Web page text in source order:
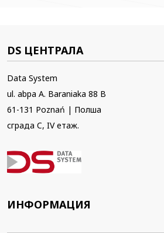
DS ЦЕНТРАЛА
Data System
ul. abpa A. Baraniaka 88 B
61-131 Poznań | Полша
сграда C, IV етаж.
ИНФОРМАЦИЯ